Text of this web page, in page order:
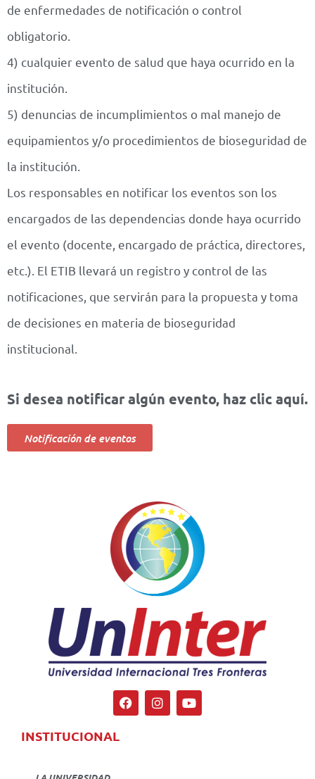
de enfermedades de notificación o control
obligatorio.
4) cualquier evento de salud que haya ocurrido en la
institución.
5) denuncias de incumplimientos o mal manejo de
equipamientos y/o procedimientos de bioseguridad de
la institución.
Los responsables en notificar los eventos son los
encargados de las dependencias donde haya ocurrido
el evento (docente, encargado de práctica, directores,
etc.). El ETIB llevará un registro y control de las
notificaciones, que servirán para la propuesta y toma
de decisiones en materia de bioseguridad
institucional.
Si desea notificar algún evento, haz clic aquí.
Notificación de eventos
INSTITUCIONAL